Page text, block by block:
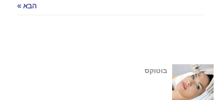
הבא »
בוטוקס